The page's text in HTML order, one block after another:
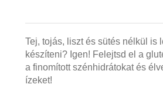
Tej, tojás, liszt és sütés nélkül is
készíteni? Igen! Felejtsd el a
a finomított szénhidrátokat és
ízeket!